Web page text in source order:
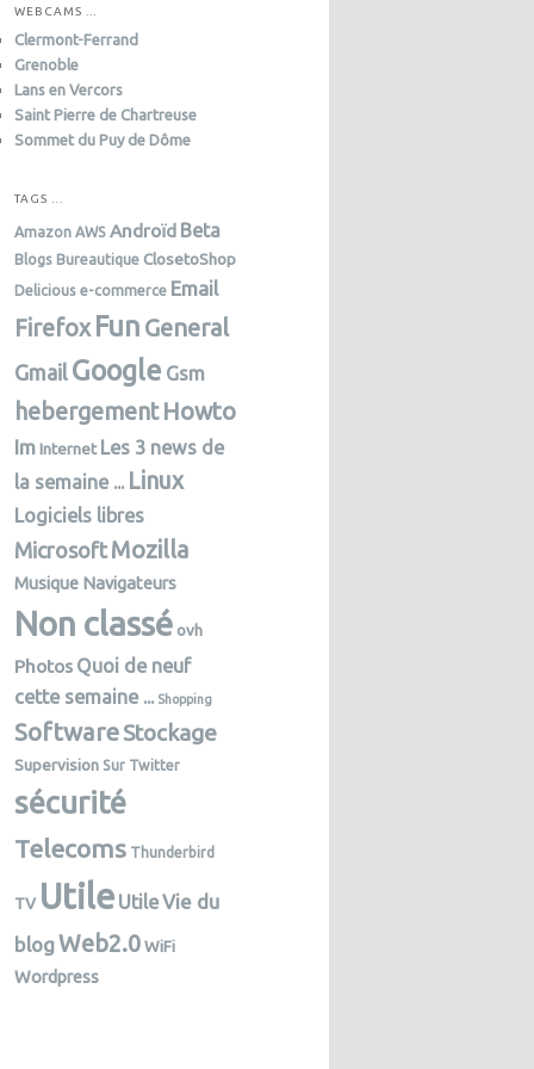
WEBCAMS ...
Clermont-Ferrand
Grenoble
Lans en Vercors
Saint Pierre de Chartreuse
Sommet du Puy de Dôme
TAGS …
Amazon AWS Androïd Beta
Blogs Bureautique ClosetoShop
Delicious e-commerce Email
Firefox Fun General
Gmail Google Gsm
hebergement Howto
ImInternet Les 3 news de
la semaine ... Linux
Logiciels libres
Microsoft Mozilla
Musique Navigateurs
Non classé ovh
Photos Quoi de neuf
cette semaine ... Shopping
SoftwareStockage
Supervision Sur Twitter
sécurité
Telecoms Thunderbird
TV Utile UtileVie du
blogWeb2.0WiFi
Wordpress